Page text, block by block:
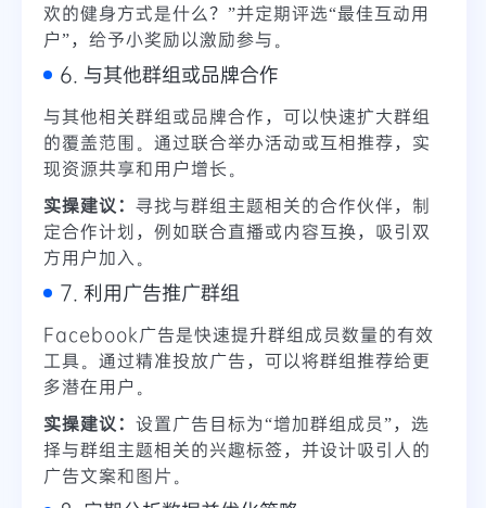
欢的健身方式是什么？”并定期评选“最佳互动用
户”，给予小奖励以激励参与。
6. 与其他群组或品牌合作
与其他相关群组或品牌合作，可以快速扩大群组
的覆盖范围。通过联合举办活动或互相推荐，实
现资源共享和用户增长。
实操建议： 寻找与群组主题相关的合作伙伴，制
定合作计划，例如联合直播或内容互换，吸引双
方用户加入。
7. 利用广告推广群组
Facebook广告是快速提升群组成员数量的有效
工具。通过精准投放广告，可以将群组推荐给更
多潜在用户。
实操建议： 设置广告目标为“增加群组成员”，选
择与群组主题相关的兴趣标签，并设计吸引人的
广告文案和图片。